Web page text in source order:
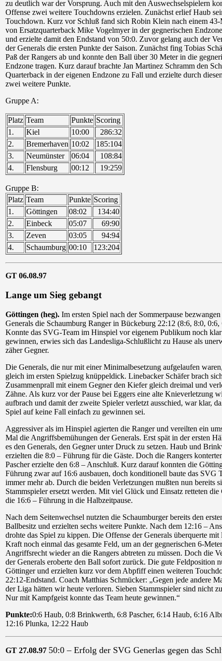
zu deutlich war der Vorsprung. Auch mit den Auswechselspielern
Offense zwei weitere Touchdowns erzielen. Zunächst erlief Haub
Touchdown. Kurz vor Schluß fand sich Robin Klein nach einem 43-
von Ersatzquarterback Mike Vogelmyer in der gegnerischen
und erzielte damit den Endstand von 50:0. Zuvor gelang auch der
der Generals die ersten Punkte der Saison. Zunächst fing Tobias
Paß der Rangers ab und konnte den Ball über 30 Meter in die
Endzone tragen. Kurz darauf brachte Jan Martinez Schramm den
Quarterback in der eigenen Endzone zu Fall und erzielte durch
zwei weitere Punkte.
Gruppe A:
Platz Team Punkte Scoring
1.
Kiel 10:00
286:32
2.
Bremerhaven 10:02
185:104
3.
Neumünster 06:04
108:84
4.
Flensburg 00:12 19:259
Gruppe B:
Platz Team Punkte Scoring
1.
Göttingen 08:02
134:40
2.
Einbeck 05:07
69:90
3.
Zeven 03:05
94:94
4.
Schaumburg 00:10 123:204
GT 06.08.97
Lange um Sieg gebangt
Göttingen (heg). Im ersten Spiel nach der Sommerpause
Generals die Schaumburg Ranger in Bückeburg 22:12 (8:6, 8:0, 0:6,
Konnte das SVG-Team im Hinspiel vor eigenem Publikum noch
gewinnen, erwies sich das Landesliga-Schlußlicht zu Hause als
zäher Gegner.
Die Generals, die nur mit einer Minimalbesetzung aufgelaufen
gleich im ersten Spielzug knüppeldick. Linebacker Schäfer brach
Zusammenprall mit einem Gegner den Kiefer gleich dreimal und
Zähne. Als kurz vor der Pause bei Eggers eine alte Knieverletzung
aufbrach und damit der zweite Spieler verletzt ausschied, war klar,
Spiel auf keine Fall einfach zu gewinnen sei.
Aggressiver als im Hinspiel agierten die Ranger und vereilten ein
Mal die Angriffsbemühungen der Generals. Erst spät in der ersten
es den Generals, den Gegner unter Druck zu setzen. Haub und
erzielten die 8:0 – Führung für die Gäste. Doch die Rangers
Pascher erzielte den 6:8 – Anschluß. Kurz darauf konnten die
Führung zwar auf 16:6 ausbauen, doch konditionell baute das SVG
immer mehr ab. Durch die beiden Verletzungen mußten nun bereits
Stammspieler ersetzt werden. Mit viel Glück und Einsatz retteten die
die 16:6 – Führung in die Halbzeitpause.
Nach dem Seitenwechsel nutzten die Schaumburger bereits den
Ballbesitz und erzielten sechs weitere Punkte. Nach dem 12:16 –
drohte das Spiel zu kippen. Die Offense der Generals überquerte mit
Kraft noch einmal das gesamte Feld, um an der gegnerischen 6-
Angriffsrecht wieder an die Rangers abtreten zu müssen. Doch die
der Generals eroberte den Ball sofort zurück. Die gute Feldposition
Göttinger und erzielten kurz vor dem Abpfiff einen weiteren
22:12-Endstand. Coach Matthias Schmücker: „Gegen jede andere
der Liga hätten wir heute verloren. Sieben Stammspieler sind nicht
Nur mit Kampfgeist konnte das Team heute gewinnen.“
Punkte:0:6 Haub, 0:8 Brinkwerth, 6:8 Pascher, 6:14 Haub, 6:16
12:16 Plunka, 12:22 Haub
GT 27.08.97 50:0 – Erfolg der SVG Generlas gegen das